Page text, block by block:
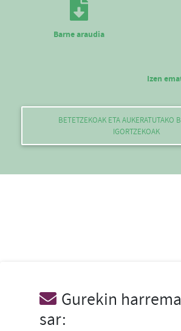
Barne araudia
Izen
BETETZEKOAK ETA AUKERATUTAKO
IGORTZEKOAK
Gurekin
sar: